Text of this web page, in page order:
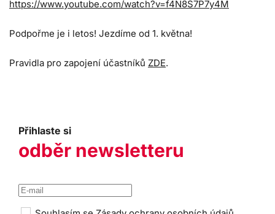
https://www.youtube.com/watch?v=f4N8S7P7y4M
Podpořme je i letos! Jezdíme od 1. května!
Pravidla pro zapojení účastníků ZDE.
Přihlaste si
odběr newsletteru